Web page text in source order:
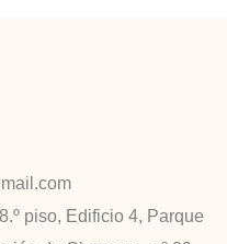
piso, Edificio 4, Parque